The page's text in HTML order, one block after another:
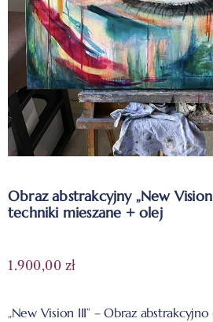
Obraz abstrakcyjny „New
techniki mieszane + olej
1.900,00 zł
„New Vision III” – Obraz